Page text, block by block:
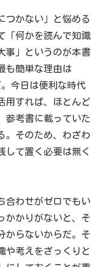
かない」と悩める
「何かを読んで知識
事」というのが本書
も簡単な理由は
。今日は便利な時代
用すれば、ほとんど
参考書に載っていた
。そのため、わざわ
して置く必要は無く
合わせがゼロでもい
かかりがないと、そ
からないからだ。そ
や考えをざっくりと